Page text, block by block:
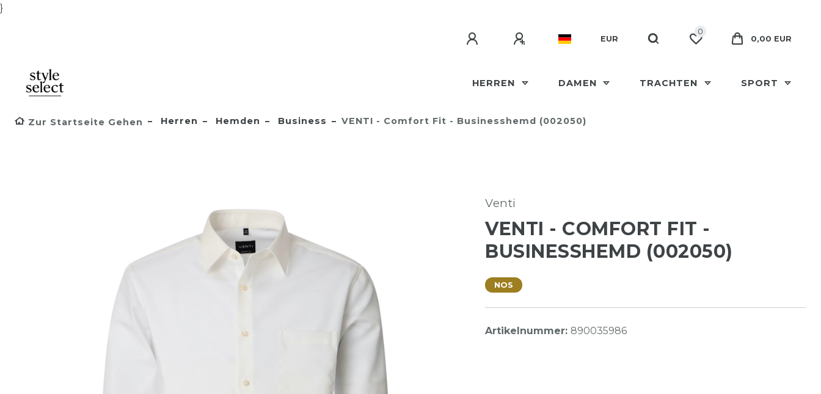
}
EUR
0
0,00 EUR
HERREN DAMEN TRACHTEN SPORT
Zur Startseite Gehen Herren Hemden Business VENTI - Comfort Fit - Businesshemd (002050)
Venti
VENTI - COMFORT FIT -
BUSINESSHEMD (002050)
NOS
Artikelnummer: 890035986